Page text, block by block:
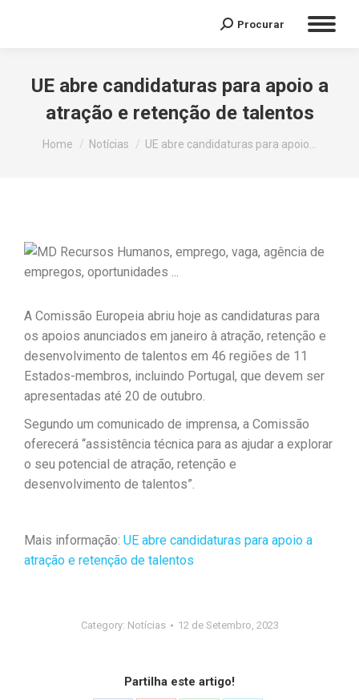
Procurar
UE abre candidaturas para apoio a
atração e retenção de talentos
You are here:
Home Notícias UE abre candidaturas para apoio…
A Comissão Europeia abriu hoje as candidaturas para
os apoios anunciados em janeiro à atração, retenção e
desenvolvimento de talentos em 46 regiões de 11
Estados-membros, incluindo Portugal, que devem ser
apresentadas até 20 de outubro.
Segundo um comunicado de imprensa, a Comissão
oferecerá “assistência técnica para as ajudar a explorar
o seu potencial de atração, retenção e
desenvolvimento de talentos”.
Mais informação: UE abre candidaturas para apoio a
atração e retenção de talentos
Category: Notícias 12 de Setembro, 2023
Partilha este artigo!